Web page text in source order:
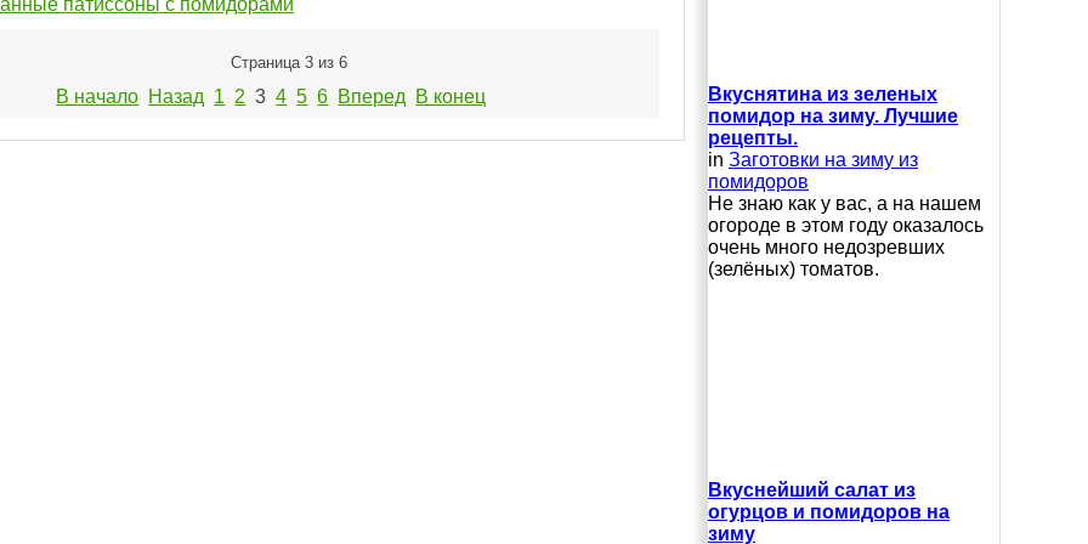
Страница 3 из 6
В начало Назад 1 2 3 4 5 6 Вперед В конец
Вкуснятина из зеленых
помидор на зиму. Лучшие
рецепты.
in Заготовки на зиму из
помидоров
Не знаю как у вас, а на нашем
огороде в этом году оказалось
очень много недозревших
(зелёных) томатов.
Вкуснейший салат из
огурцов и помидоров на
зиму